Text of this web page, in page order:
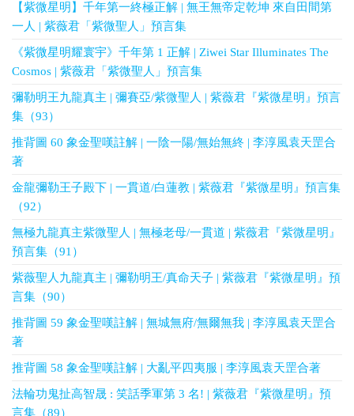
【紫微星明】千年第一終極正解 | 無王無帝定乾坤 來自田間第
一人 | 紫薇君「紫微聖人」預言集
《紫微星明耀寰宇》千年第 1 正解 | Ziwei Star Illuminates The
Cosmos | 紫薇君「紫微聖人」預言集
彌勒明王九龍真主 | 彌賽亞/紫微聖人 | 紫薇君『紫微星明』預言
集（93）
推背圖 60 象金聖嘆註解 | 一陰一陽/無始無終 | 李淳風袁天罡合
著
金龍彌勒王子殿下 | 一貫道/白蓮教 | 紫薇君『紫微星明』預言集
（92）
無極九龍真主紫微聖人 | 無極老母/一貫道 | 紫薇君『紫微星明』
預言集（91）
紫薇聖人九龍真主 | 彌勒明王/真命天子 | 紫薇君『紫微星明』預
言集（90）
推背圖 59 象金聖嘆註解 | 無城無府/無爾無我 | 李淳風袁天罡合
著
推背圖 58 象金聖嘆註解 | 大亂平四夷服 | 李淳風袁天罡合著
法輪功鬼扯高智晟 : 笑話季軍第 3 名! | 紫薇君『紫微星明』預
言集（89）